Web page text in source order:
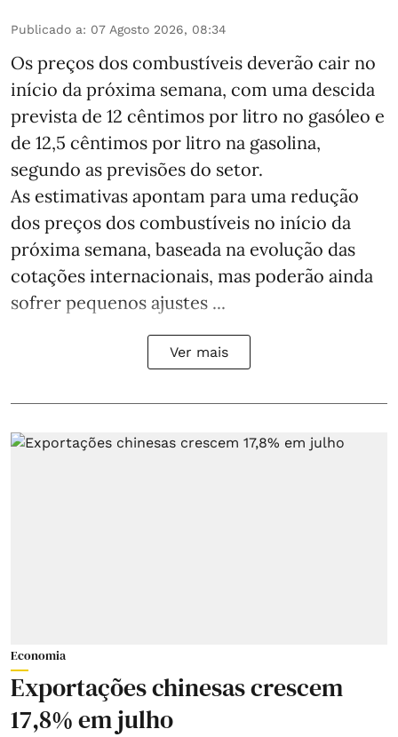
Publicado a: 07 Agosto 2026, 08:34
Os preços dos combustíveis deverão cair no
início da próxima semana, com uma descida
prevista de 12 cêntimos por litro no gasóleo e
de 12,5 cêntimos por litro na gasolina,
segundo as previsões do setor.
As estimativas apontam para uma redução
dos preços dos combustíveis no início da
próxima semana, baseada na evolução das
cotações internacionais, mas poderão ainda
sofrer pequenos ajustes ...
Ver mais
Economia
Exportações chinesas crescem
17,8% em julho